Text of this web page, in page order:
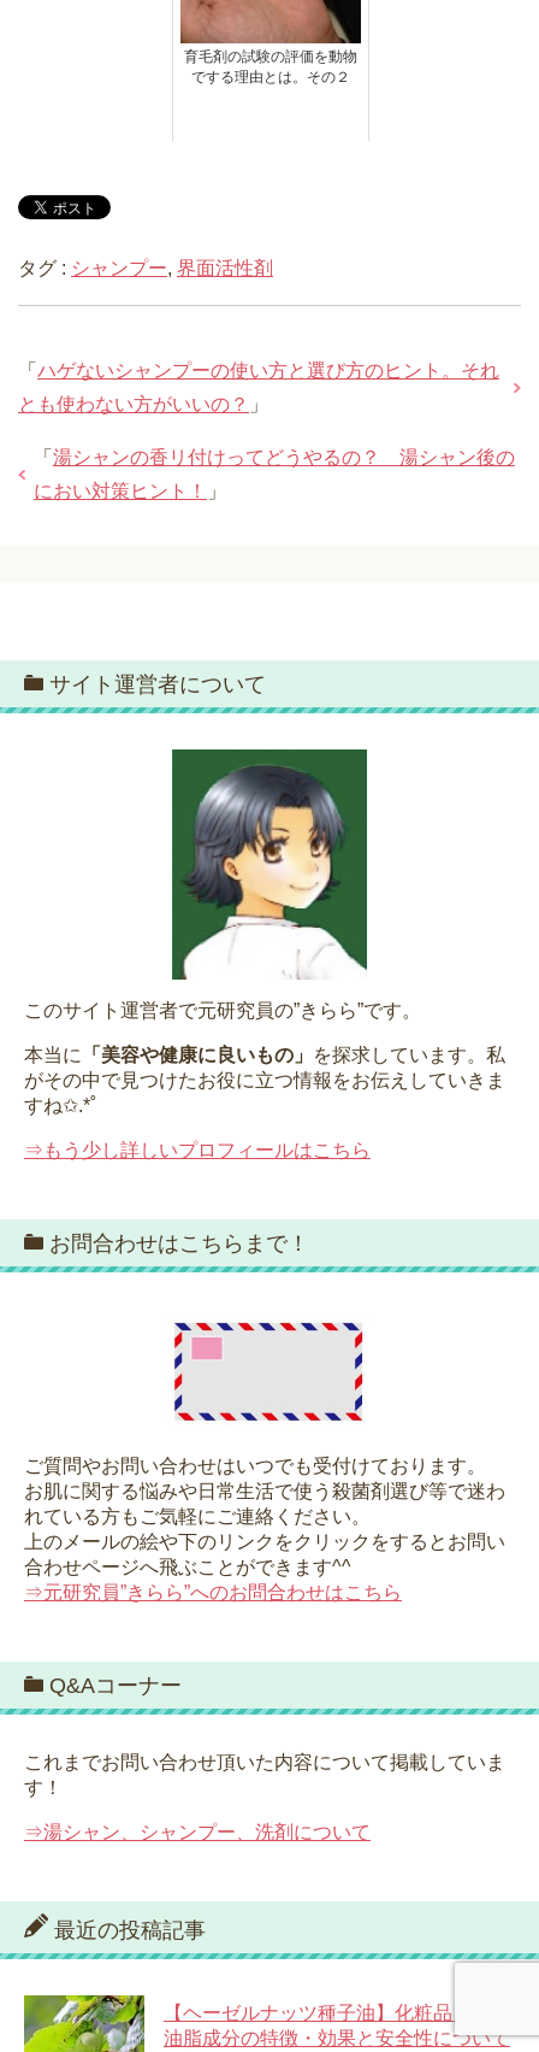
育毛剤の試験の評価を動物
でする理由とは。その２
タグ : シャンプー, 界面活性剤
「 ハゲないシャンプーの使い方と選び方のヒント。それ
とも使わない方がいいの？ 」
「 湯シャンの香リ付けってどうやるの？ 湯シャン後の
におい対策ヒント！
」
サイト運営者について
このサイト運営者で元研究員の”きらら”です。
本当に 「美容や健康に良いもの」 を探求しています。私
がその中で見つけたお役に立つ情報をお伝えしていきま
すね✩.*˚
⇒もう少し詳しいプロフィールはこちら
お問合わせはこちらまで！
ご質問やお問い合わせはいつでも受付けております。
お肌に関する悩みや日常生活で使う殺菌剤選び等で迷わ
れている方もご気軽にご連絡ください。
上のメールの絵や下のリンクをクリックをするとお問い
合わせページへ飛ぶことができます^^
⇒元研究員”きらら”へのお問合わせはこちら
Q&Aコーナー
これまでお問い合わせ頂いた内容について掲載していま
す！
⇒湯シャン、シャンプー、洗剤について
最近の投稿記事
【ヘーゼルナッツ種子油】化粧品・天然
油脂成分の特徴・効果と安全性について